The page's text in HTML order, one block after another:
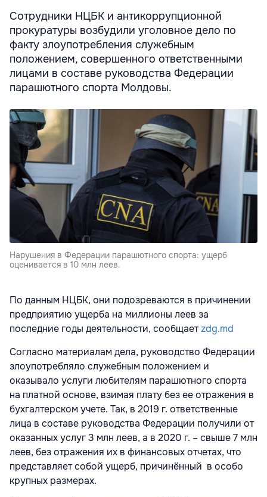
Cотрудники НЦБК и антикоррупционной
прокуратуры возбудили уголовное дело по
факту злоупотребления служебным
положением, совершенного ответственными
лицами в составе руководства Федерации
парашютного спорта Молдовы.
Нарушения в Федерации парашютного спорта: ущерб
оценивается в 10 млн леев.
По данным НЦБК, они подозреваются в причинении
предприятию ущерба на миллионы леев за
последние годы деятельности, сообщаетzdg.md
Согласно материалам дела, руководство Федерации
злоупотребляло служебным положением и
оказывало услуги любителям парашютного спорта
на платной основе, взимая плату без ее отражения в
бухгалтерском учете. Так, в 2019 г. ответственные
лица в составе руководства Федерации получили от
оказанных услуг 3 млн леев, а в 2020 г. – свыше 7 млн
леев, без отражения их в финансовых отчетах, что
представляет собой ущерб, причинённый в особо
крупных размерах.